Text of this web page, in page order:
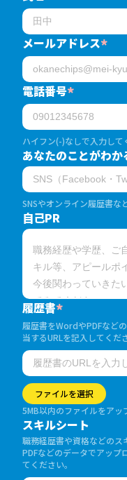
メールアドレス*
電話番号*
ハイフン(-)なしで入力して
あなたのことがわか
SNSやオンライン履歴書な
自己PR
履歴書*
履歴書をWordやPDFなど
当するURLを記入してくだ
ファイルを選択
5MB以内のファイルをアッ
スキルシート
職務経歴書や資格などの
PDFなどのデータでアップ
てください。